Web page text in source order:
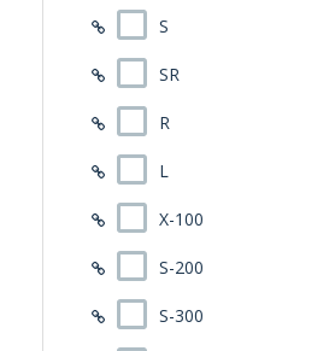
S
SR
R
L
X-100
S-200
S-300